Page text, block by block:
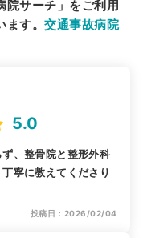
院サーチ」をご利用
ます。交通事故病院
5.0
、整骨院と整形外科
寧に教えてくださり
投稿日：2026/02/04